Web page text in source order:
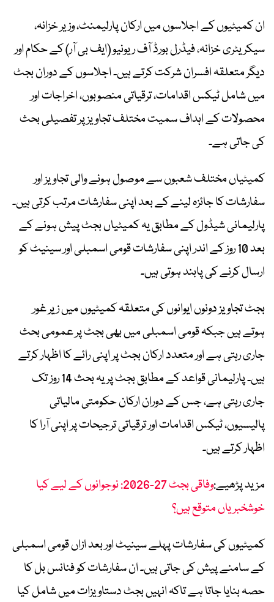
ان کمیٹیوں کے اجلاسوں میں ارکان پارلیمنٹ، وزیر خزانہ،
سیکریٹری خزانہ، فیڈرل بورڈ آف ریونیو (ایف بی آر) کے حکام اور
دیگر متعلقہ افسران شرکت کرتے ہیں۔ اجلاسوں کے دوران بجٹ
میں شامل ٹیکس اقدامات، ترقیاتی منصوبوں، اخراجات اور
محصولات کے اہداف سمیت مختلف تجاویز پر تفصیلی بحث
کی جاتی ہے۔
کمیٹیاں مختلف شعبوں سے موصول ہونے والی تجاویز اور
سفارشات کا جائزہ لینے کے بعد اپنی سفارشات مرتب کرتی ہیں۔
پارلیمانی شیڈول کے مطابق یہ کمیٹیاں بجٹ پیش ہونے کے
بعد 10 روز کے اندر اپنی سفارشات قومی اسمبلی اور سینیٹ کو
ارسال کرنے کی پابند ہوتی ہیں۔
بجٹ تجاویز دونوں ایوانوں کی متعلقہ کمیٹیوں میں زیر غور
ہوتے ہیں جبکہ قومی اسمبلی میں بھی بجٹ پر عمومی بحث
جاری رہتی ہے اور متعدد ارکان بجٹ پر اپنی رائے کا اظہار کرتے
ہیں۔ پارلیمانی قواعد کے مطابق بجٹ پر یہ بحث 14 روز تک
جاری رہتی ہے، جس کے دوران ارکان حکومتی مالیاتی
پالیسیوں، ٹیکس اقدامات اور ترقیاتی ترجیحات پر اپنی آرا کا
اظہار کرتے ہیں۔
مزید پڑھیے:
وفاقی بجٹ 27-2026: نوجوانوں کے لیے کیا
خوشخبریاں متوقع ہیں؟
کمیٹیوں کی سفارشات پہلے سینیٹ اور بعد ازاں قومی اسمبلی
کے سامنے پیش کی جاتی ہیں۔ ان سفارشات کو فنانس بل کا
حصہ بنایا جاتا ہے تاکہ انہیں بجٹ دستاویزات میں شامل کیا